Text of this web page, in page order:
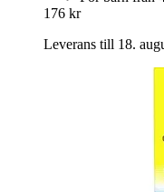
176 kr
Leverans till 18.